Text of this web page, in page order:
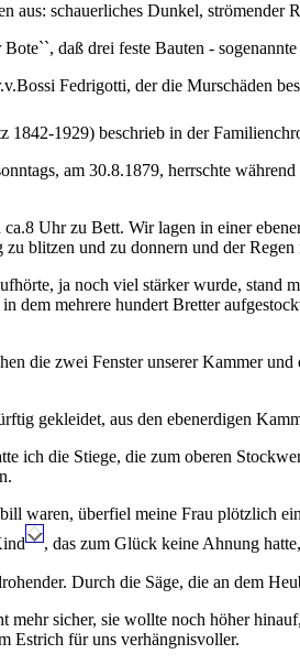
aus: schauerliches Dunkel,
daß drei feste Bauten -
Fedrigotti, der die Murschäden
1842-1929) beschrieb in der
am 30.8.1879, herrschte
Uhr zu Bett. Wir lagen in einer
zu blitzen und zu donnern und der Regen
ja noch viel stärker wurde, stand
dem mehrere hundert Bretter
die zwei Fenster unserer Kammer
gekleidet, aus den ebenerdigen
ich die Stiege, die zum oberen
waren, überfiel meine Frau plötzlich
, das zum Glück keine Ahnung
Durch die Säge, die an dem
mehr sicher, sie wollte noch höher
Estrich für uns verhängnisvoller.